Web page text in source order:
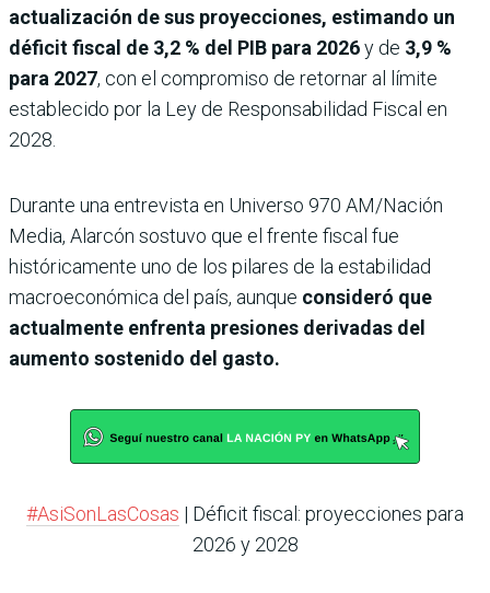
actualización de sus proyecciones, estimando un
déficit fiscal de 3,2 % del PIB para 2026y de 3,9 %
para 2027, con el compromiso de retornar al límite
establecido por la Ley de Responsabilidad Fiscal en
2028.
Durante una entrevista en Universo 970 AM/Nación
Media, Alarcón sostuvo que el frente fiscal fue
históricamente uno de los pilares de la estabilidad
macroeconómica del país, aunque consideró que
actualmente enfrenta presiones derivadas del
aumento sostenido del gasto.
#AsiSonLasCosas | Déficit fiscal: proyecciones para
2026 y 2028